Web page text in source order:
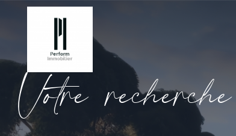
Votre recherche